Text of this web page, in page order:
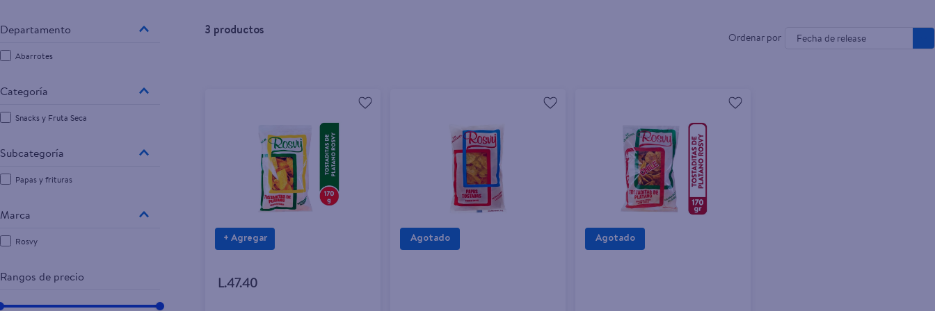
Abarrotes
Snacks y Fruta Seca
Papas y frituras
Marca
Rosvy
Rangos de precio
3 productos Fecha de release
+ Agregar
L.47.40